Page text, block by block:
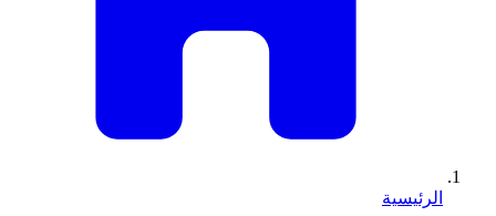
الرئيسية